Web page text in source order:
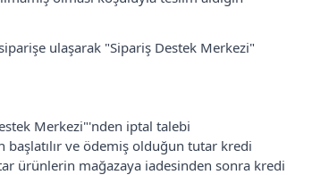
ulaşarak "Sipariş Destek Merkezi"
Merkezi"'nden iptal talebi
ve ödemiş olduğun tutar kredi
ürünlerin mağazaya iadesinden sonra kredi